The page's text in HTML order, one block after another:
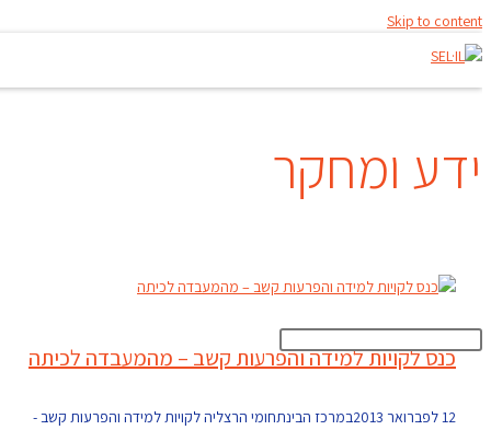
Skip to content
ידע ומחקר
כנס לקויות למידה והפרעות קשב – מהמעבדה לכיתה
12 לפברואר 2013במרכז הבינתחומי הרצליה לקויות למידה והפרעות קשב -